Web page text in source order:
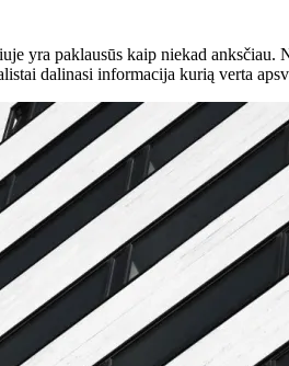
yra paklausūs kaip niekad
dalinasi informacija kurią verta